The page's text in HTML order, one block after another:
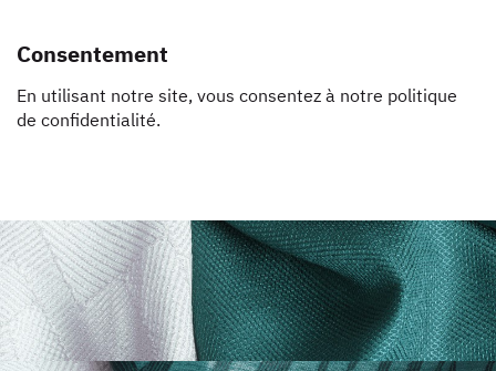
Consentement
En utilisant notre site, vous consentez à notre politique
de confidentialité.